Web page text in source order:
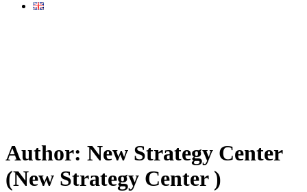
Author: New Strategy Center
(New Strategy Center )